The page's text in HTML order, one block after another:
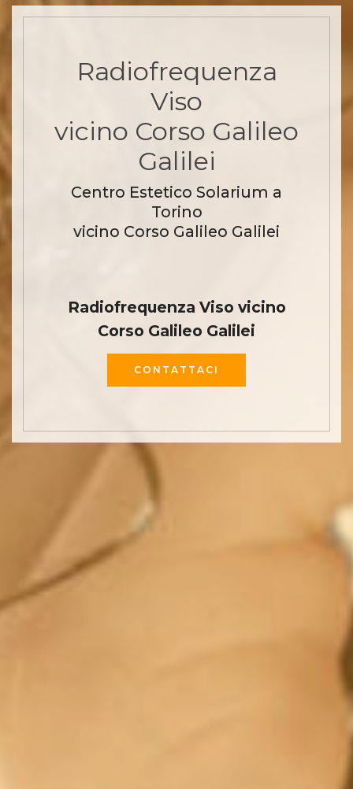
Radiofrequenza
Viso
vicino Corso Galileo
Galilei
Centro Estetico Solarium a
Torino
vicino Corso Galileo Galilei
Radiofrequenza Viso vicino
Corso Galileo Galilei
CONTATTACI